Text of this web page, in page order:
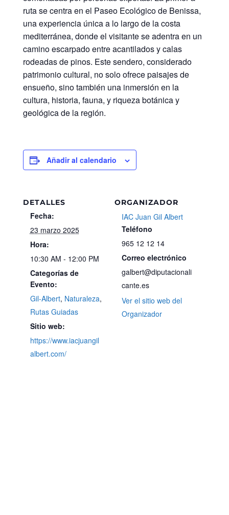
ruta se centra en el Paseo Ecológico de Benissa,
una experiencia única a lo largo de la costa
mediterránea, donde el visitante se adentra en un
camino escarpado entre acantilados y calas
rodeadas de pinos. Este sendero, considerado
patrimonio cultural, no solo ofrece paisajes de
ensueño, sino también una inmersión en la
cultura, historia, fauna, y riqueza botánica y
geológica de la región.
Añadir al calendario
DETALLES
Fecha:
23 marzo 2025
Hora:
10:30 AM - 12:00 PM
Categorías de
Evento:
Gil-Albert, Naturaleza,
Rutas Guiadas
Sitio web:
https://www.iacjuangil
albert.com/
ORGANIZADOR
IAC Juan Gil Albert
Teléfono
965 12 12 14
Correo electrónico
galbert@diputacionali
cante.es
Ver el sitio web del
Organizador